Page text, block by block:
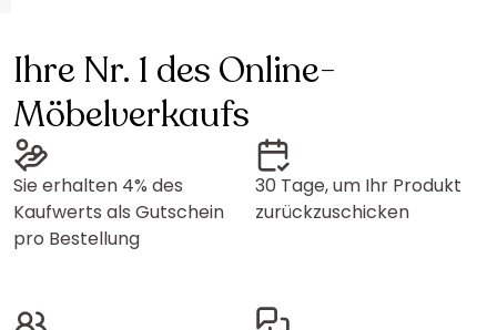
Ihre Nr. 1 des Online-
Möbelverkaufs
Sie erhalten 4% des
Kaufwerts als Gutschein
pro Bestellung
30 Tage, um Ihr Produkt
zurückzuschicken